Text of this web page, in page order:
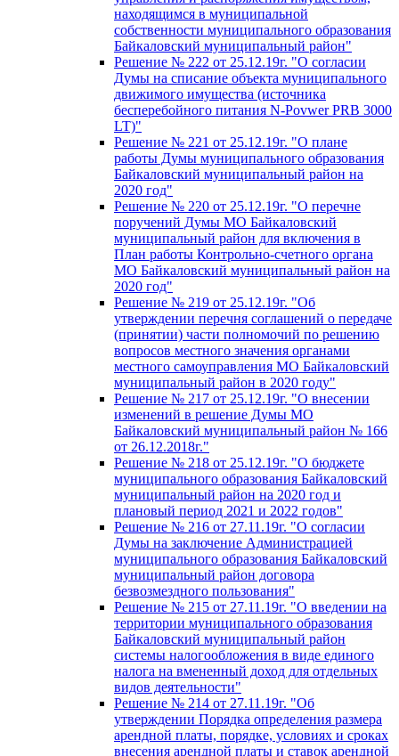
находящимся в муниципальной
собственности муниципального образования
Байкаловский муниципальный район"
Решение № 222 от 25.12.19г. "О согласии
Думы на списание объекта муниципального
движимого имущества (источника
бесперебойного питания N-Povwer PRB 3000
LT)"
Решение № 221 от 25.12.19г. "О плане
работы Думы муниципального образования
Байкаловский муниципальный район на
2020 год"
Решение № 220 от 25.12.19г. "О перечне
поручений Думы МО Байкаловский
муниципальный район для включения в
План работы Контрольно-счетного органа
МО Байкаловский муниципальный район на
2020 год"
Решение № 219 от 25.12.19г. "Об
утверждении перечня соглашений о передаче
(принятии) части полномочий по решению
вопросов местного значения органами
местного самоуправления МО Байкаловский
муниципальный район в 2020 году"
Решение № 217 от 25.12.19г. "О внесении
изменений в решение Думы МО
Байкаловский муниципальный район № 166
от 26.12.2018г."
Решение № 218 от 25.12.19г. "О бюджете
муниципального образования Байкаловский
муниципальный район на 2020 год и
плановый период 2021 и 2022 годов"
Решение № 216 от 27.11.19г. "О согласии
Думы на заключение Администрацией
муниципального образования Байкаловский
муниципальный район договора
безвозмездного пользования"
Решение № 215 от 27.11.19г. "О введении на
территории муниципального образования
Байкаловский муниципальный район
системы налогообложения в виде единого
налога на вмененный доход для отдельных
видов деятельности"
Решение № 214 от 27.11.19г. "Об
утверждении Порядка определения размера
арендной платы, порядке, условиях и сроках
внесения арендной платы и ставок арендной